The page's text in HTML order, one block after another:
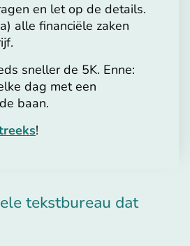
en let op de details.
alle financiële zaken
sneller de 5K. Enne:
dag met een
baan.
!
tekstbureau dat